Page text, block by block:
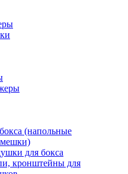
(напольные
для бокса
кронштейны для